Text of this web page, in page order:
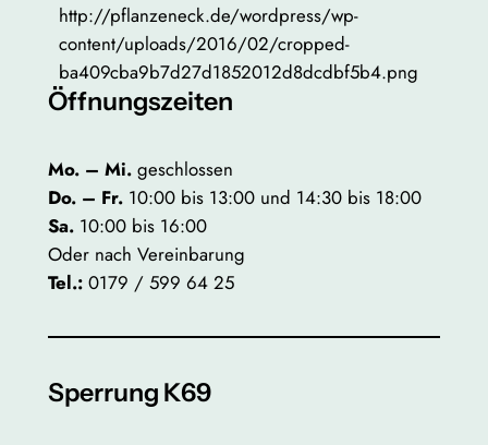
http://pflanzeneck.de/wordpress/wp-
content/uploads/2016/02/cropped-
ba409cba9b7d27d1852012d8dcdbf5b4.png
Öffnungszeiten
Mo. – Mi.geschlossen
Do. – Fr. 10:00 bis 13:00 und 14:30 bis 18:00
Sa.10:00 bis 16:00
Oder nach Vereinbarung
Tel.:0179 / 599 64 25
Sperrung K69